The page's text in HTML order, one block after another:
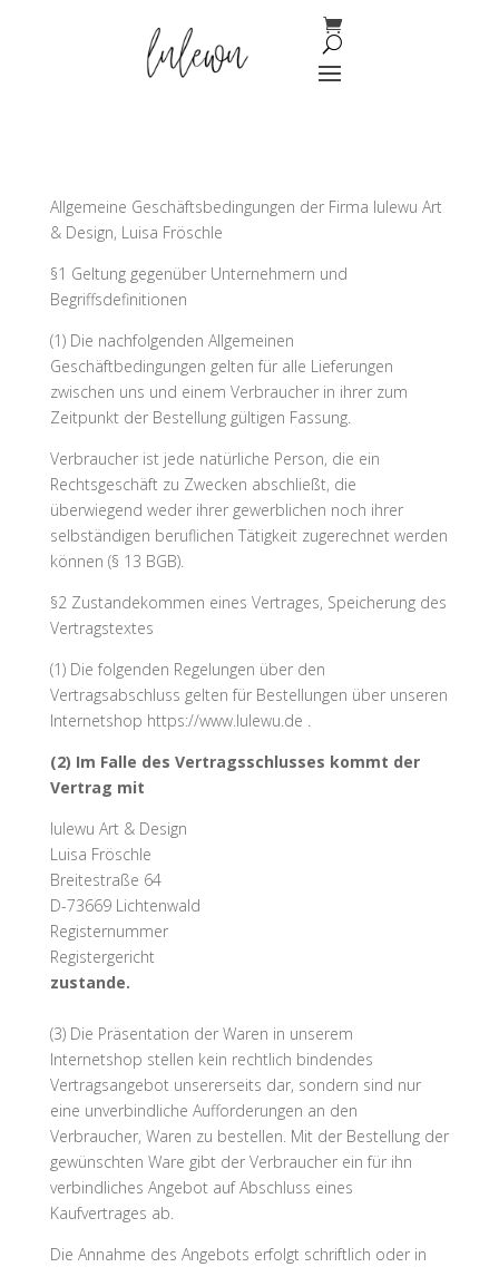
Allgemeine Geschäftsbedingungen der Firma lulewu Art
& Design, Luisa Fröschle
§1 Geltung gegenüber Unternehmern und
Begriffsdefinitionen
(1) Die nachfolgenden Allgemeinen
Geschäftbedingungen gelten für alle Lieferungen
zwischen uns und einem Verbraucher in ihrer zum
Zeitpunkt der Bestellung gültigen Fassung.
Verbraucher ist jede natürliche Person, die ein
Rechtsgeschäft zu Zwecken abschließt, die
überwiegend weder ihrer gewerblichen noch ihrer
selbständigen beruflichen Tätigkeit zugerechnet werden
können (§ 13 BGB).
§2 Zustandekommen eines Vertrages, Speicherung des
Vertragstextes
(1) Die folgenden Regelungen über den
Vertragsabschluss gelten für Bestellungen über unseren
Internetshop https://www.lulewu.de .
(2) Im Falle des Vertragsschlusses kommt der
Vertrag mit
lulewu Art & Design
Luisa Fröschle
Breitestraße 64
D-73669 Lichtenwald
Registernummer
Registergericht
zustande.
(3) Die Präsentation der Waren in unserem
Internetshop stellen kein rechtlich bindendes
Vertragsangebot unsererseits dar, sondern sind nur
eine unverbindliche Aufforderungen an den
Verbraucher, Waren zu bestellen. Mit der Bestellung der
gewünschten Ware gibt der Verbraucher ein für ihn
verbindliches Angebot auf Abschluss eines
Kaufvertrages ab.
Die Annahme des Angebots erfolgt schriftlich oder in